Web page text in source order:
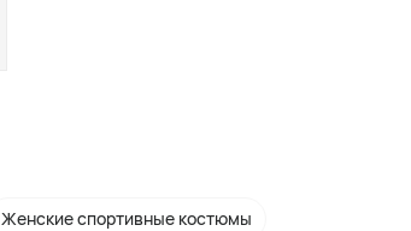
Женские спортивные костюмы